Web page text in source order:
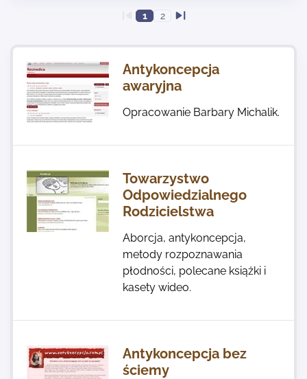
Kontakt
1 2
Antykoncepcja
awaryjna
Opracowanie Barbary Michalik.
Towarzystwo
Odpowiedzialnego
Rodzicielstwa
Aborcja, antykoncepcja,
metody rozpoznawania
płodności, polecane książki i
kasety wideo.
Antykoncepcja bez
ściemy